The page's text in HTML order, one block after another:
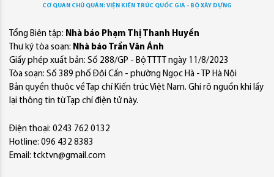
CƠ QUAN CHỦ QUẢN: VIỆN KIẾN TRÚC QUỐC GIA - BỘ XÂY DỰNG
Tổng Biên tập: Nhà báo Phạm Thị Thanh Huyền
Thư ký tòa soạn: Nhà báo Trần Văn Ánh
Giấy phép xuất bản: Số 288/GP - Bộ TTTT ngày 11/8/2023
Tòa soạn: Số 389 phố Đội Cấn - phường Ngọc Hà - TP Hà Nội
Bản quyền thuộc về Tạp chí Kiến trúc Việt Nam. Ghi rõ nguồn khi lấy
lại thông tin từ Tạp chí điện tử này.
Điện thoại: 0243 762 0132
Hotline: 096 432 8383
Email: tcktvn@gmail.com